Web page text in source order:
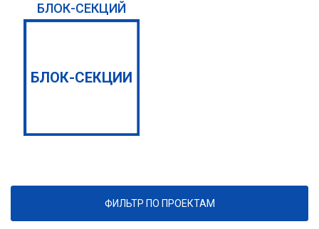
БЛОК-СЕКЦИЙ
БЛОК-СЕКЦИИ
ФИЛЬТР ПО ПРОЕКТАМ